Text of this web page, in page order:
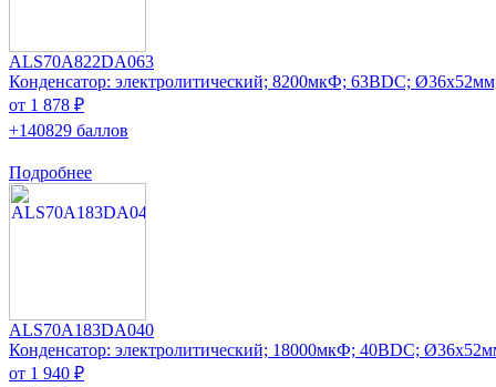
ALS70A822DA063
Конденсатор: электролитический; 8200мкФ; 63ВDC;
от 1 878 ₽
+140829 баллов
Подробнее
ALS70A183DA040
Конденсатор: электролитический; 18000мкФ; 40ВDC;
от 1 940 ₽